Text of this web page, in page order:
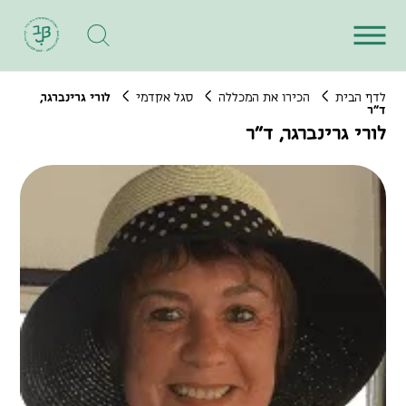
לדף הבית הכירו את המכללה סגל אקדמי
לורי גרינברגר,
ד"ר
לורי גרינברגר, ד"ר